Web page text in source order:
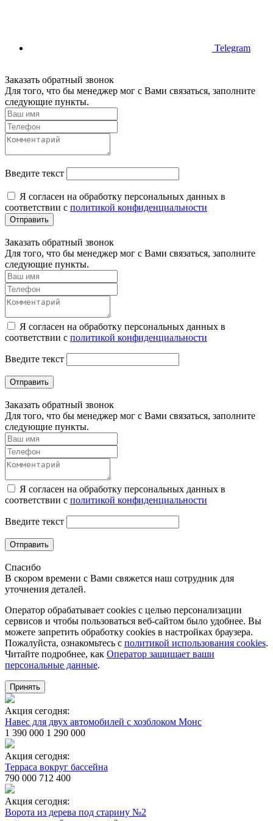
Telegram
Заказать обратный звонок
Для того, что бы менеджер мог с Вами связаться, заполните
следующие пункты.
Введите текст
Я согласен на обработку персональных данных в
соответствии с политикой конфиденциальности
Отправить
Заказать обратный звонок
Для того, что бы менеджер мог с Вами связаться, заполните
следующие пункты.
Я согласен на обработку персональных данных в
соответствии с политикой конфиденциальности
Введите текст
Отправить
Заказать обратный звонок
Для того, что бы менеджер мог с Вами связаться, заполните
следующие пункты.
Я согласен на обработку персональных данных в
соответствии с политикой конфиденциальности
Введите текст
Отправить
Спасибо
В скором времени с Вами свяжется наш сотрудник для
уточнения деталей.
Оператор обрабатывает cookies с целью персонализации
сервисов и чтобы пользоваться веб-сайтом было удобнее. Вы
можете запретить обработку сookies в настройках браузера.
Пожалуйста, ознакомьтесь с политикой использования cookies.
Читайте подробнее, как Оператор защищает ваши
персональные данные.
Принять
Акция сегодня:
Навес для двух автомобилей с хозблоком Монс
1 390 000 1 290 000
Акция сегодня:
Терраса вокруг бассейна
790 000 712 400
Акция сегодня:
Ворота из дерева под старину №2